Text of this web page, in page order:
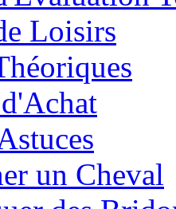
Loisirs
un Cheval